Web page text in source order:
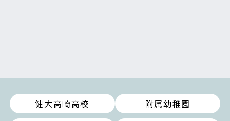
健大高崎高校
附属幼稚園